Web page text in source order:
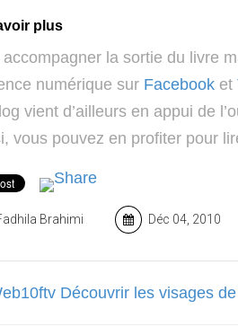
plus
accompagner la sortie du livre
numérique sur Facebook et
vient d’ailleurs en appui de
vous pouvez en profiter pour
Brahimi Déc 04, 2010
Découvrir les visages